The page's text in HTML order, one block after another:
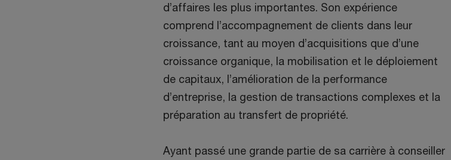
d’affaires les plus importantes. Son expérience
comprend l’accompagnement de clients dans leur
croissance, tant au moyen d’acquisitions que d’une
croissance organique, la mobilisation et le déploiement
de capitaux, l’amélioration de la performance
d’entreprise, la gestion de transactions complexes et la
préparation au transfert de propriété.
Ayant passé une grande partie de sa carrière à conseiller